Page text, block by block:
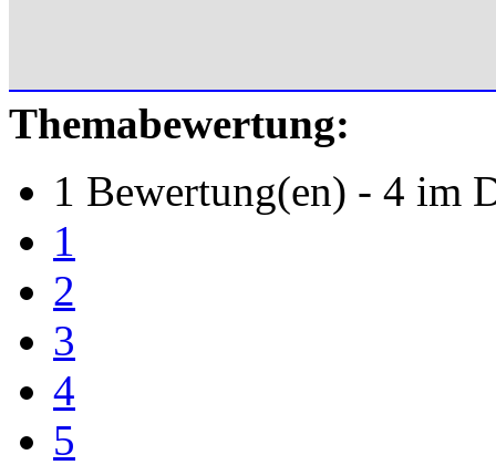
Themabewertung:
1 Bewertung(en) - 4 im
1
2
3
4
5